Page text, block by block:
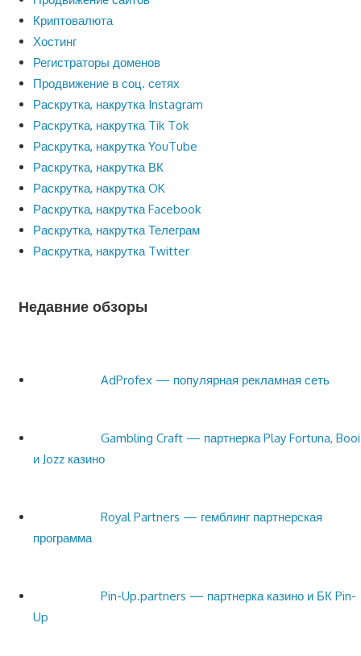
Криптовалюта
Хостинг
Регистраторы доменов
Продвижение в соц. сетях
Раскрутка, накрутка Instagram
Раскрутка, накрутка Tik Tok
Раскрутка, накрутка YouTube
Раскрутка, накрутка ВК
Раскрутка, накрутка OK
Раскрутка, накрутка Facebook
Раскрутка, накрутка Телеграм
Раскрутка, накрутка Twitter
Недавние обзоры
AdProfex — популярная рекламная сеть
Gambling Craft — партнерка Play Fortuna, Booi
и Jozz казино
Royal Partners — гемблинг партнерская
программа
Pin-Up.partners — партнерка казино и БК Pin-
Up